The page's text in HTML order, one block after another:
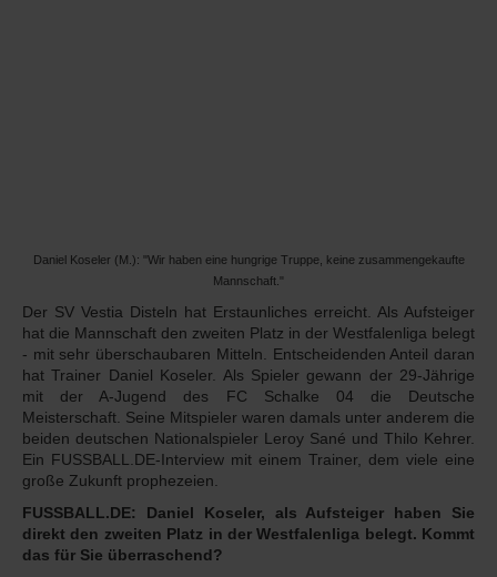
Daniel Koseler (M.): "Wir haben eine hungrige Truppe, keine zusammengekaufte
Mannschaft."
Der SV Vestia Disteln hat Erstaunliches erreicht. Als Aufsteiger
hat die Mannschaft den zweiten Platz in der Westfalenliga belegt
- mit sehr überschaubaren Mitteln. Entscheidenden Anteil daran
hat Trainer Daniel Koseler. Als Spieler gewann der 29-Jährige
mit der A-Jugend des FC Schalke 04 die Deutsche
Meisterschaft. Seine Mitspieler waren damals unter anderem die
beiden deutschen Nationalspieler Leroy Sané und Thilo Kehrer.
Ein FUSSBALL.DE-Interview mit einem Trainer, dem viele eine
große Zukunft prophezeien.
FUSSBALL.DE: Daniel Koseler, als Aufsteiger haben Sie
direkt den zweiten Platz in der Westfalenliga belegt. Kommt
das für Sie überraschend?